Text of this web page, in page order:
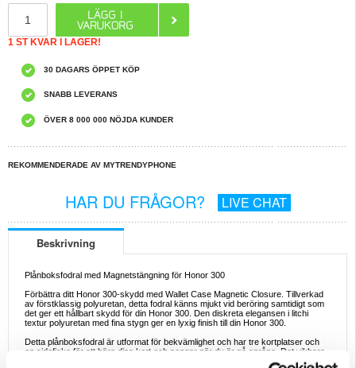
1 ST KVAR I LAGER!
30 DAGARS ÖPPET KÖP
SNABB LEVERANS
ÖVER 8 000 000 NÖJDA KUNDER
REKOMMENDERADE AV MYTRENDYPHONE
HAR DU FRÅGOR? LIVE CHAT
Beskrivning
Plånboksfodral med Magnetstängning för Honor 300
Förbättra ditt Honor 300-skydd med Wallet Case Magnetic Closure. Tillverkad
av förstklassig polyuretan, detta fodral känns mjukt vid beröring samtidigt som
det ger ett hållbart skydd för din Honor 300. Den diskreta elegansen i litchi
textur polyuretan med fina stygn ger en lyxig finish till din Honor 300.
Detta plånboksfodral är utformat för bekvämlighet och har tre kortplatser och
en sidoficka för att bära dina kort och pengar när du är på språng. Det vikbara
stativet gör det enkelt att titta på, vilket gör det perfekt för både arbete och fritid.